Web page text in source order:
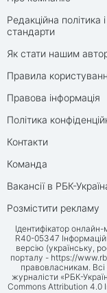
Редакційна політика і
стандарти
Як стати нашим
Правила
Правова інформація
Політика
Контакти
Команда
Вакансії в РБК-
Розмістити рекламу
Ідентифікатор
R40-05347
версію (українську,
порталу - https://
правовласникам. Всі
журналісти «РБК-
Commons Attribution 4.0